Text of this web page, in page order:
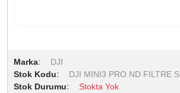
Marka
DJI
Stok Kodu
DJI MINI3 PRO ND FILTRE S
Stok Durumu
Stokta Yok